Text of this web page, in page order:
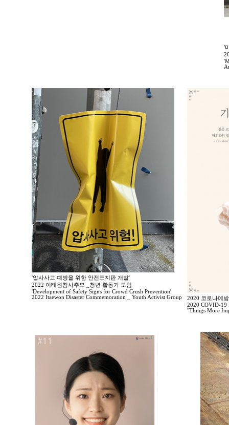
'
'압사사고 예방을 위한 안전표지판 개발'
2022 이태원참사추모 _청년 활동가 모임
'Development of Safety Signs for Crowd Crush Prevention'
2022 Itaewon Disaster Commemoration _ Youth Activist Group
2020 코로나예
2020 COVID-19
"Things More